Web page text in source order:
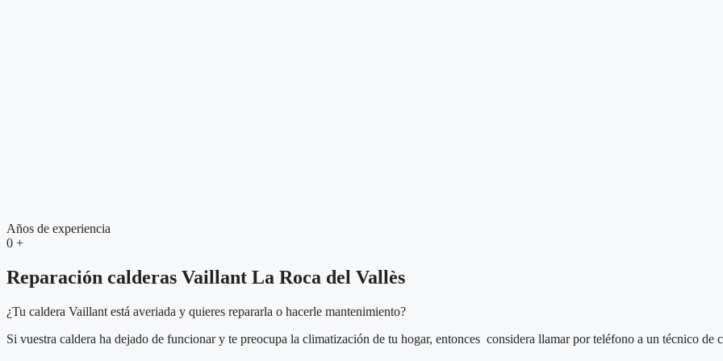
Años de experiencia
0 +
Reparación calderas Vaillant La Roca del Vallès
¿Tu caldera Vaillant está averiada y quieres repararla o hacerle mantenimiento?
Si vuestra caldera ha dejado de funcionar y te preocupa la climatización de tu hogar, entonces considera llamar por teléfono a un técnico de